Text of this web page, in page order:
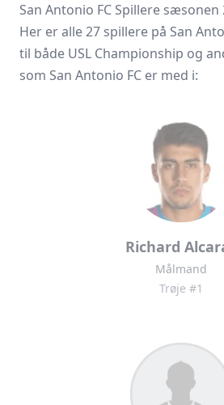
San Antonio FC Spillere sæsonen
Her er alle 27 spillere på San
til både USL Championship og
som San Antonio FC er med i:
Richard
Målmand
Trøje #1